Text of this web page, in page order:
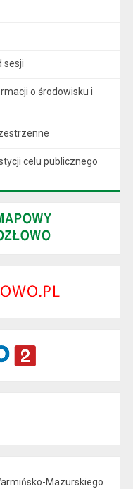
sesji
o środowisku i
celu publicznego
Mazurskiego